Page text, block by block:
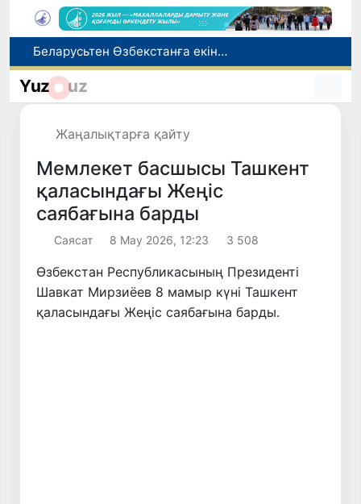
Адам саудасынан зардап шеккен азаматтар әлеуметтік қызметтермен қамтылады
Тарихи күн: Өзбекстанның «Самарқант-2028» жасанды серігі орбитаға сәтті шығарылды
Yuz uz
Жаңалықтарға қайту
Мемлекет басшысы Ташкент
қаласындағы Жеңіс
саябағына барды
Саясат 8 Мау 2026, 12:23 3 508
Өзбекстан Республикасының Президенті
Шавкат Мирзиёев 8 мамыр күні Ташкент
қаласындағы Жеңіс саябағына барды.